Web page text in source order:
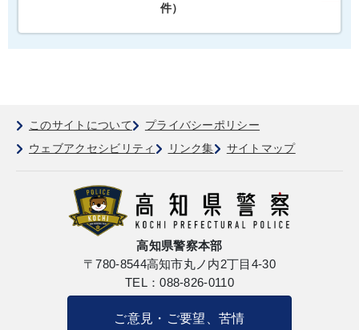
件）
このサイトについて
プライバシーポリシー
ウェブアクセシビリティ
リンク集 サイトマップ
高知県警察本部
〒780-8544高知市丸ノ内2丁目4-30
TEL：088-826-0110
ご意見・ご要望、苦情